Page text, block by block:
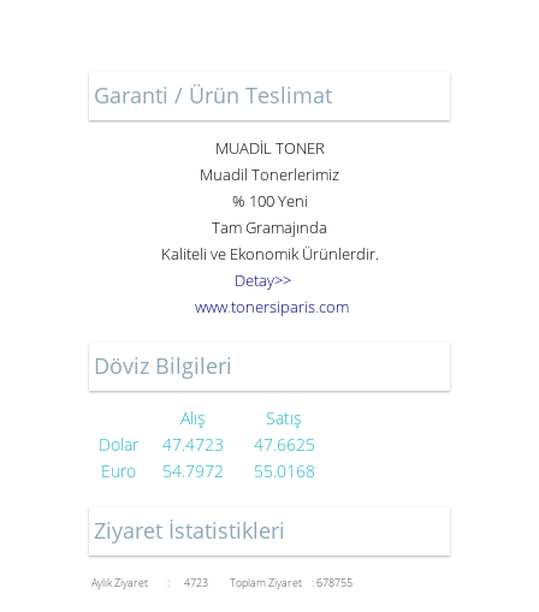
Garanti / Ürün Teslimat
MUADİL TONER
Muadil Tonerlerimiz
% 100 Yeni
Tam Gramajında
Kaliteli ve Ekonomik Ürünlerdir.
Detay>>
www.tonersiparis.com
Döviz Bilgileri
Alış
Satış
Dolar
47.4723
47.6625
Euro
54.7972 55.0168
Ziyaret İstatistikleri
Aylık Ziyaret : 4723 Toplam Ziyaret : 678755